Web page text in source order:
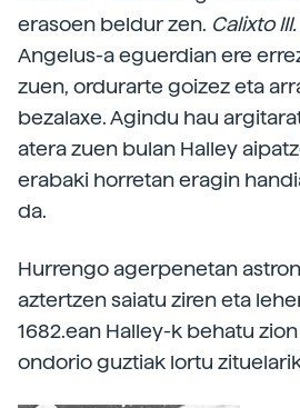
erasoen beldur zen. Calixto III.
Angelus-a eguerdian ere
zuen, ordurarte goizez eta
bezalaxe. Agindu hau
atera zuen bulan Halley
erabaki horretan eragin
da.
Hurrengo agerpenetan
aztertzen saiatu ziren eta
1682.ean Halley-k behatu
ondorio guztiak lortu